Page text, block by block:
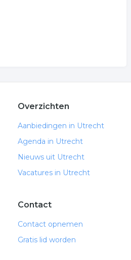
Overzichten
Aanbiedingen in Utrecht
Agenda in Utrecht
Nieuws uit Utrecht
Vacatures in Utrecht
Contact
Contact opnemen
Gratis lid worden